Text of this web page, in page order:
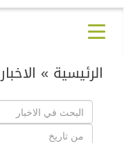
الرئيسية » الاخبار